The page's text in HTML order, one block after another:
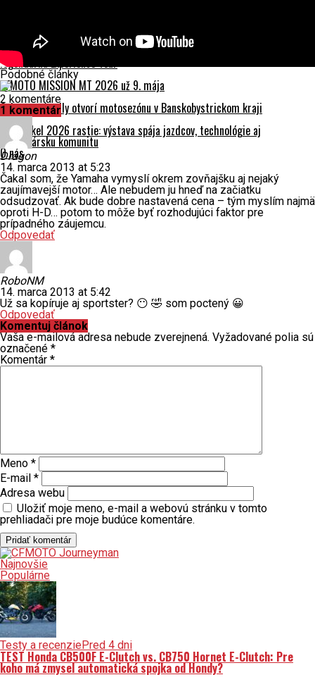
Harley-Davidson štartuje sezónu 2026: Nový showroom v Bratislave a
legendárna Experience Tour
CFMOTO MISSION MT 2026 už 9. mája
Orientačná rally otvorí motosezónu v Banskobystrickom kraji
Motocykel 2026 rastie: výstava spája jazdcov, technológie aj
motorkársku komunitu
O nás
Podobné články
2 komentáre
1 komentár
Dragon
14. marca 2013 at 5:23
Čakal som, že Yamaha vymyslí okrem zovňajšku aj nejaký
zaujímavejší motor… Ale nebudem ju hneď na začiatku
odsudzovať. Ak bude dobre nastavená cena – tým myslím najmä
oproti H-D… potom to môže byť rozhodujúci faktor pre
prípadného záujemcu.
Odpovedať
RoboNM
14. marca 2013 at 5:42
Už sa kopíruje aj sportster? 😶 🤣 som poctený 😀
Odpovedať
Komentuj článok
Vaša e-mailová adresa nebude zverejnená. Vyžadované polia sú
označené *
Komentár *
Meno *
E-mail *
Adresa webu
Uložiť moje meno, e-mail a webovú stránku v tomto
prehliadači pre moje budúce komentáre.
Najnovšie
Populárne
Testy a recenziePred 4 dni
TEST Honda CB500F E-Clutch vs. CB750 Hornet E-Clutch: Pre
koho má zmysel automatická spojka od Hondy?